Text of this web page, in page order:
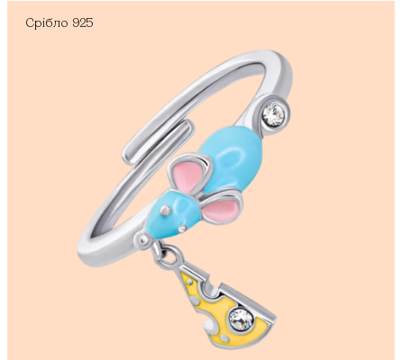
Срібло 925